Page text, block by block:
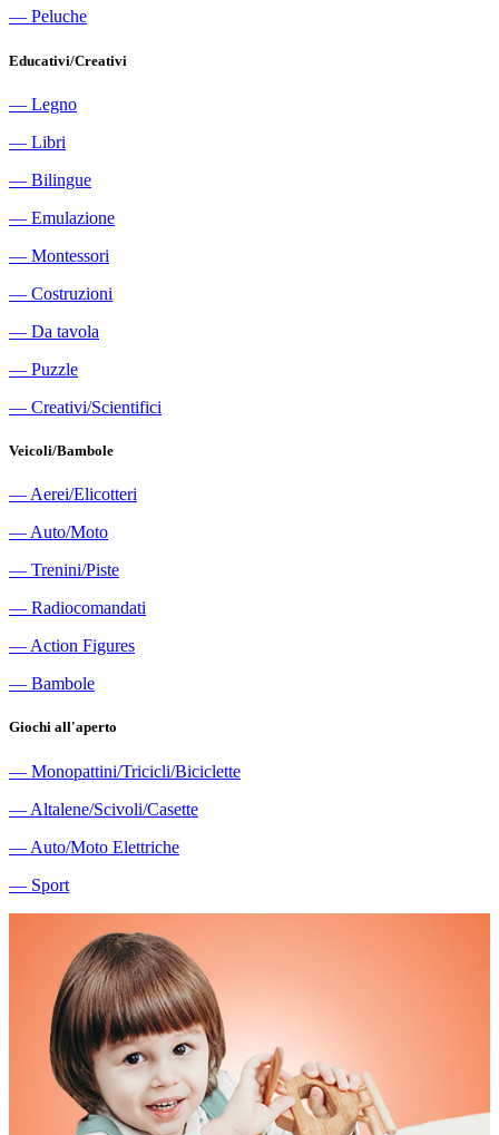
― Peluche
Educativi/Creativi
― Legno
― Libri
― Bilingue
― Emulazione
― Montessori
― Costruzioni
― Da tavola
― Puzzle
― Creativi/Scientifici
Veicoli/Bambole
― Aerei/Elicotteri
― Auto/Moto
― Trenini/Piste
― Radiocomandati
― Action Figures
― Bambole
Giochi all'aperto
― Monopattini/Tricicli/Biciclette
― Altalene/Scivoli/Casette
― Auto/Moto Elettriche
― Sport